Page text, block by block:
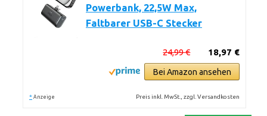
Powerbank, 22,5W Max,
Faltbarer USB-C Stecker
18,97 €
24,99 €
Bei Amazon ansehen
* Anzeige Preis inkl. MwSt., zzgl. Versandkosten